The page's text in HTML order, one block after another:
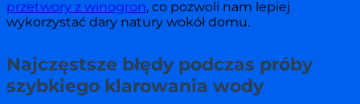
przetwory z winogron, co pozwoli nam lepiej
wykorzystać dary natury wokół domu.
Najczęstsze błędy podczas próby
szybkiego klarowania wody